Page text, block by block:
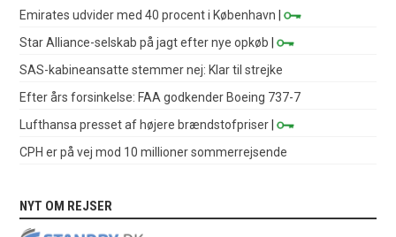
Emirates udvider med 40 procent i København |
Star Alliance-selskab på jagt efter nye opkøb |
SAS-kabineansatte stemmer nej: Klar til strejke
Efter års forsinkelse: FAA godkender Boeing 737-7
Lufthansa presset af højere brændstofpriser |
CPH er på vej mod 10 millioner sommerrejsende
NYT OM REJSER